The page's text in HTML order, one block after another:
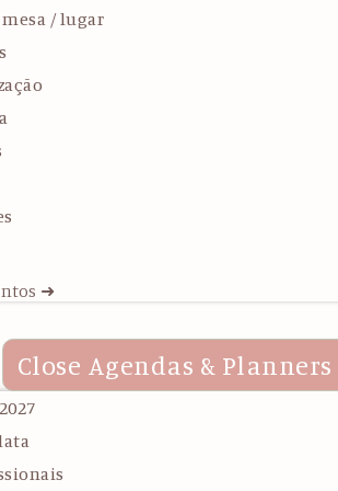
/ lugar
➜
Close Agendas & Planners